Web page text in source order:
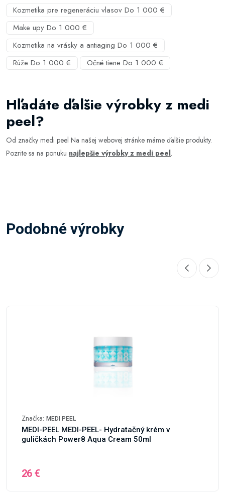
Kozmetika pre regeneráciu vlasov Do 1 000 €
Make upy Do 1 000 €
Kozmetika na vrásky a antiaging Do 1 000 €
Rúže Do 1 000 €
Očné tiene Do 1 000 €
Hľadáte ďalšie výrobky z medi
peel?
Od značky medi peel Na našej webovej stránke máme ďalšie produkty.
Pozrite sa na ponuku najlepšie výrobky z medi peel.
Podobné výrobky
Značka: MEDI PEEL
MEDI-PEEL MEDI-PEEL- Hydratačný krém v
guličkách Power8 Aqua Cream 50ml
26 €